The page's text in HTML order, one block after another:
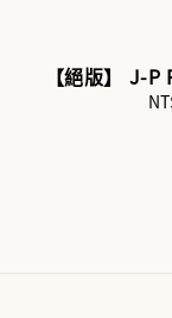
【絕版】 J-P